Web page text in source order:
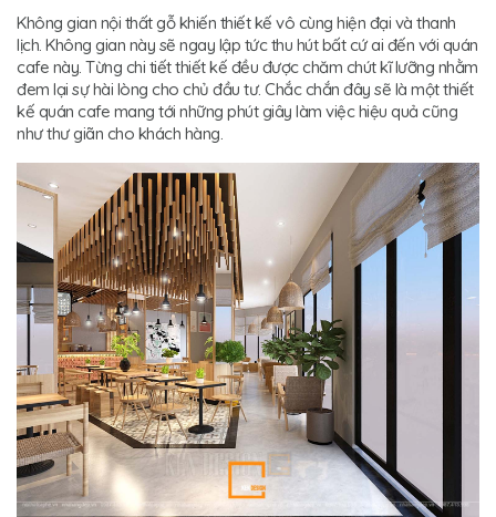
Không gian nội thất gỗ khiến thiết kế vô cùng hiện đại và thanh
lịch. Không gian này sẽ ngay lập tức thu hút bất cứ ai đến với quán
cafe này. Từng chi tiết thiết kế đều được chăm chút kĩ lưỡng nhằm
đem lại sự hài lòng cho chủ đầu tư. Chắc chắn đây sẽ là một thiết
kế quán cafe mang tới những phút giây làm việc hiệu quả cũng
như thư giãn cho khách hàng.